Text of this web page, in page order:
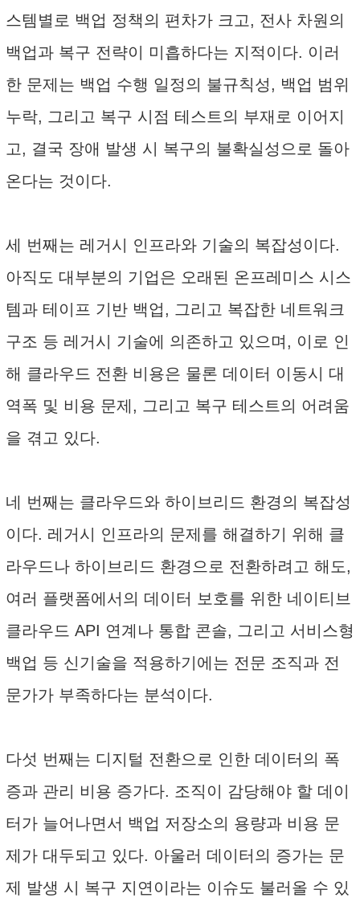
스템별로 백업 정책의 편차가 크고, 전사 차원의
백업과 복구 전략이 미흡하다는 지적이다. 이러
한 문제는 백업 수행 일정의 불규칙성, 백업 범위
누락, 그리고 복구 시점 테스트의 부재로 이어지
고, 결국 장애 발생 시 복구의 불확실성으로 돌아
온다는 것이다.
세 번째는 레거시 인프라와 기술의 복잡성이다.
아직도 대부분의 기업은 오래된 온프레미스 시스
템과 테이프 기반 백업, 그리고 복잡한 네트워크
구조 등 레거시 기술에 의존하고 있으며, 이로 인
해 클라우드 전환 비용은 물론 데이터 이동시 대
역폭 및 비용 문제, 그리고 복구 테스트의 어려움
을 겪고 있다.
네 번째는 클라우드와 하이브리드 환경의 복잡성
이다. 레거시 인프라의 문제를 해결하기 위해 클
라우드나 하이브리드 환경으로 전환하려고 해도,
여러 플랫폼에서의 데이터 보호를 위한 네이티브
클라우드 API 연계나 통합 콘솔, 그리고 서비스형
백업 등 신기술을 적용하기에는 전문 조직과 전
문가가 부족하다는 분석이다.
다섯 번째는 디지털 전환으로 인한 데이터의 폭
증과 관리 비용 증가다. 조직이 감당해야 할 데이
터가 늘어나면서 백업 저장소의 용량과 비용 문
제가 대두되고 있다. 아울러 데이터의 증가는 문
제 발생 시 복구 지연이라는 이슈도 불러올 수 있